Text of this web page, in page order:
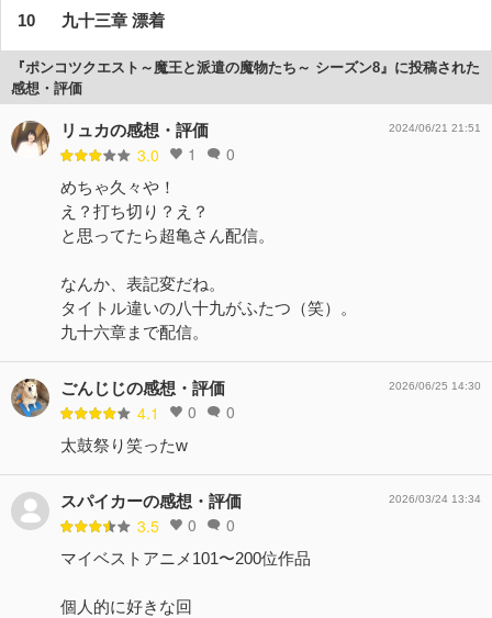
九十三章 漂着
『ポンコツクエスト～魔王と派遣の魔物たち～ シーズン8』に投稿された
感想・評価
リュカの感想・評価
3.0 1 0
2024/06/21 21:51
めちゃ久々や！
え？打ち切り？え？
と思ってたら超亀さん配信。
なんか、表記変だね。
タイトル違いの八十九がふたつ（笑）。
九十六章まで配信。
ごんじじの感想・評価
4.1 0 0
2026/06/25 14:30
太鼓祭り笑ったw
スパイカーの感想・評価
3.5 0 0
2026/03/24 13:34
マイベストアニメ101〜200位作品
個人的に好きな回